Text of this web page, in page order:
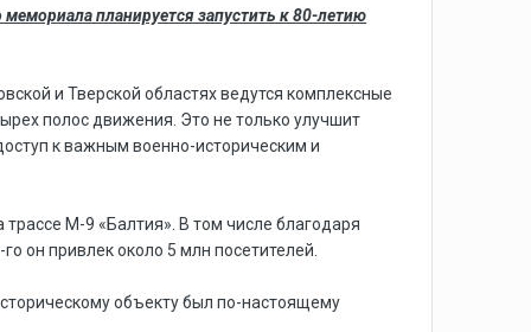
планируется запустить к 80-летию
и Тверской областях ведутся комплексные
полос движения. Это не только улучшит
к важным военно-историческим и
М-9 «Балтия». В том числе благодаря
он привлек около 5 млн посетителей.
объекту был по-настоящему